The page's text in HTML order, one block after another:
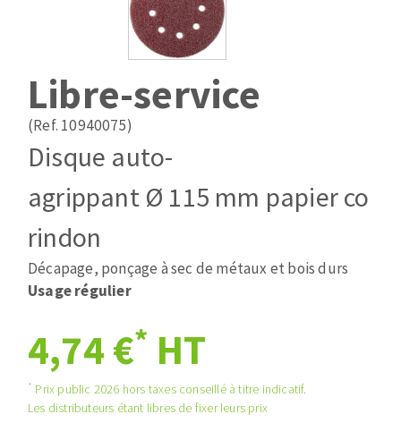
Pose des joints
Nettoyage
Fraises carbure
Fers et plaquettes
ABRASIFS APPLIQUÉS
Patins
Bandes abrasives
Disques fibre et papier
Cales à poncer et patins
TRAITEMENT DE SURFACE
Disque intissé
Libre-service
(Ref. 10940075)
Disque auto-
agrippant Ø 115 mm papier co
rindon
Décapage, ponçage à sec de métaux et bois durs
Usage régulier
4,74 €* HT
* Prix public 2026 hors taxes conseillé à titre indicatif.
Les distributeurs étant libres de fixer leurs prix